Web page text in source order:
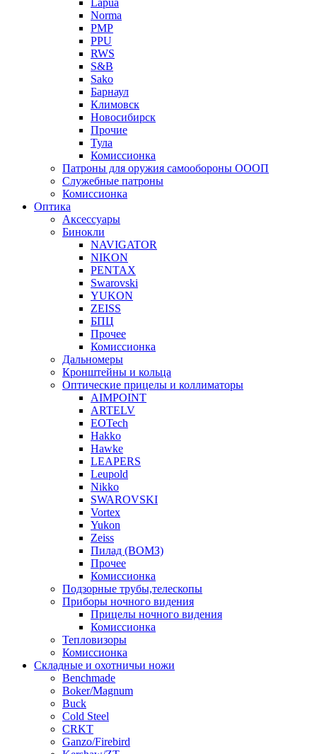
Norma
PMP
PPU
RWS
S&B
Sako
Барнаул
Климовск
Новосибирск
Прочие
Тула
Комиссионка
Патроны для оружия самообороны ОООП
Служебные патроны
Комиссионка
Оптика
Аксессуары
Бинокли
NAVIGATOR
NIKON
PENTAX
Swarovski
YUKON
ZEISS
БПЦ
Прочее
Комиссионка
Дальномеры
Кронштейны и кольца
Оптические прицелы и коллиматоры
AIMPOINT
ARTELV
EOTech
Hakko
Hawke
LEAPERS
Leupold
Nikko
SWAROVSKI
Vortex
Yukon
Zeiss
Пилад (ВОМЗ)
Прочее
Комиссионка
Подзорные трубы,телескопы
Приборы ночного видения
Прицелы ночного видения
Комиссионка
Тепловизоры
Комиссионка
Складные и охотничьи ножи
Benchmade
Boker/Magnum
Buck
Cold Steel
CRKT
Ganzo/Firebird